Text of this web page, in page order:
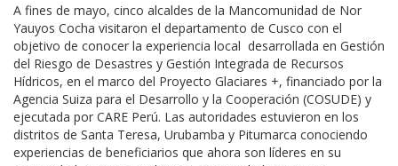
A fines de mayo, cinco alcaldes de la Mancomunidad de Nor
Yauyos Cocha visitaron el departamento de Cusco con el
objetivo de conocer la experiencia local desarrollada en Gestión
del Riesgo de Desastres y Gestión Integrada de Recursos
Hídricos, en el marco del Proyecto Glaciares +, financiado por la
Agencia Suiza para el Desarrollo y la Cooperación (COSUDE) y
ejecutada por CARE Perú. Las autoridades estuvieron en los
distritos de Santa Teresa, Urubamba y Pitumarca conociendo
experiencias de beneficiarios que ahora son líderes en su